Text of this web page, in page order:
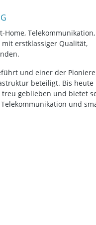
Home, Telekommunikation,
erstklassiger Qualität,
und einer der
beteiligt. Bis heute
geblieben und bietet
und